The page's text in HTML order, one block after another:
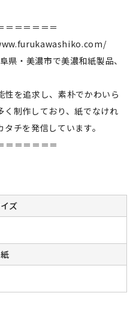
＝＝＝＝＝＝
県・美濃市で美濃和紙製品、
性を追求し、素朴でかわいら
く制作しており、紙でなけれ
チを発信しています。
＝＝＝＝＝＝
ズ
紙